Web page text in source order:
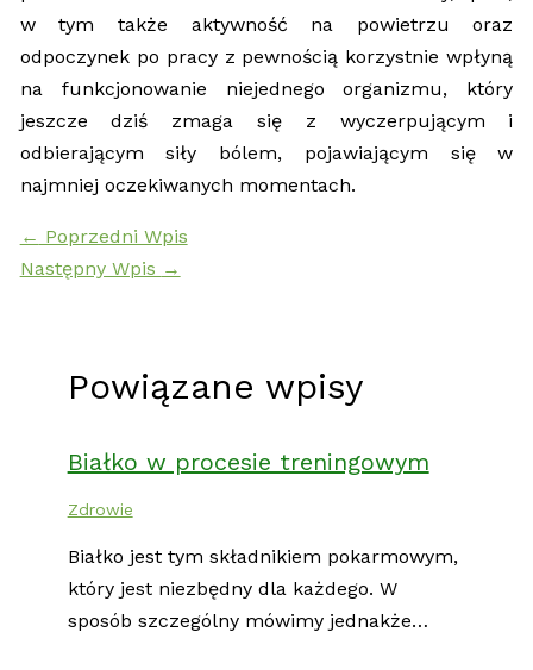
w tym także aktywność na powietrzu oraz
odpoczynek po pracy z pewnością korzystnie wpłyną
na funkcjonowanie niejednego organizmu, który
jeszcze dziś zmaga się z wyczerpującym i
odbierającym siły bólem, pojawiającym się w
najmniej oczekiwanych momentach.
← Poprzedni Wpis
Następny Wpis →
Powiązane wpisy
Białko w procesie treningowym
Zdrowie
Białko jest tym składnikiem pokarmowym,
który jest niezbędny dla każdego. W
sposób szczególny mówimy jednakże…